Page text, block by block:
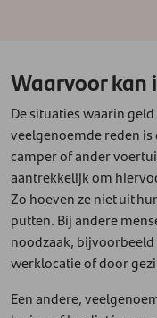
Waarvoor kan
De situaties waarin
veelgenoemde reden is
camper of ander
aantrekkelijk om
Zo hoeven ze niet uit
putten. Bij andere
noodzaak,
werklocatie of door
Een andere,